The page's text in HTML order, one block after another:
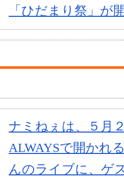
「ひだまり祭」が
ナミねぇは、５月
ALWAYSで開かれ
んのライブに、ゲ